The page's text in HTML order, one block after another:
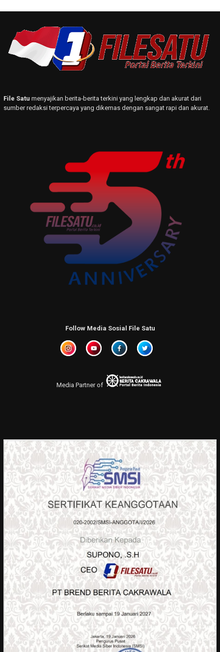
File Satu menyajikan berita-berita terkini yang lengkap dan akurat dari
sumber redaksi terpercaya yang dikemas dengan sangat rapi dan akurat.
Follow Media Sosial File Satu
Media Partner of